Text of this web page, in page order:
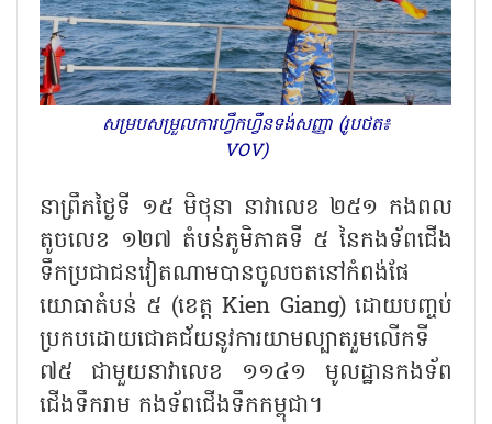
សម្របសម្រួលការហ្វឹកហ្វឺនទង់សញ្ញា (រូបថត៖
VOV)
នាព្រឹកថ្ងៃទី ១៥ មិថុនា នាវាលេខ ២៥១ កងពល
តូចលេខ ១២៧ តំបន់ភូមិភាគទី ៥ នៃកងទ័ពជើង
ទឹកប្រជាជនវៀតណាមបានចូលចតនៅកំពង់ផែ
យោធាតំបន់ ៥ (ខេត្តKien Giang)ដោយបញ្ចប់
ប្រកបដោយជោគជ័យនូវការយាមល្បាតរួមលើកទី
៧៥ ជាមួយនាវាលេខ ១១៤១ មូលដ្ឋានកងទ័ព
ជើងទឹករាម កងទ័ពជើងទឹកកម្ពុជា។